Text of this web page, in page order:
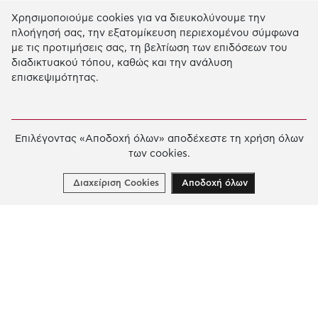
Η Δράση μας
ΕΚΠΑIΔΕΥΣΗ & ΑΝΑΠΤΥΞΗ ΔΕΞΙΟΤΗΤΩΝ
ΚΑΙΝΟΤΟΜΙΑ & ΒΙΩΣΙΜΗ ΑΝΑΠΤΥΞΗ
ΧΡΗΜΑΤΟΔΟΤΗΣΕΙΣ
Χρησιμοποιούμε cookies για να διευκολύνουμε την
πλοήγησή σας, την εξατομίκευση περιεχομένου σύμφωνα
με τις προτιμήσεις σας, τη βελτίωση των επιδόσεων του
διαδικτυακού τόπου, καθώς και την ανάλυση
επισκεψιμότητας.
Επιλέγοντας «Αποδοχή όλων» αποδέχεστε τη χρήση όλων
των cookies.
Διαχείριση Cookies Αποδοχή όλων